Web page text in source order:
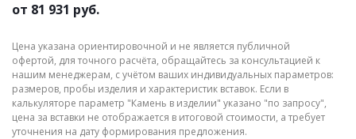
от 81 931 руб.
Цена указана ориентировочной и не является публичной
офертой, для точного расчёта, обращайтесь за консультацией к
нашим менеджерам, с учётом ваших индивидуальных параметров:
размеров, пробы изделия и характеристик вставок. Если в
калькуляторе параметр "Камень в изделии" указано "по запросу",
цена за вставки не отображается в итоговой стоимости, а требует
уточнения на дату формирования предложения.